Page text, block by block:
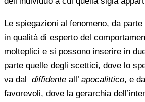
Le spiegazioni al fenomeno, da
in qualità di esperto del
molteplici e si possono inserire in
parte quelle degli scettici, dove lo
va dal diffidente all’ apocalittico, e
favorevoli, dove la gerarchia